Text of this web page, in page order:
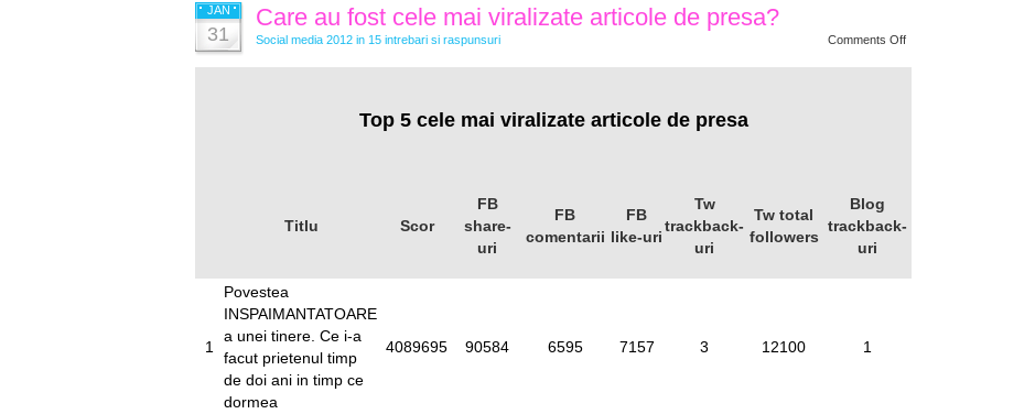
JAN
31
Care au fost cele mai viralizate articole de presa?
Social media 2012 in 15 intrebari si raspunsuri Comments Offon
au
Top 5 cele mai viralizate articole de presa
Titlu Scor
FB
share-
uri
FB
comentarii
FB
like-uri
Tw
trackback-
uri
Tw total
followers
Blog
trackback-
uri
1
Povestea
INSPAIMANTATOARE
a unei tinere. Ce i-a
facut prietenul timp
de doi ani in timp ce
dormea
4089695 90584 6595 7157 3 12100 1